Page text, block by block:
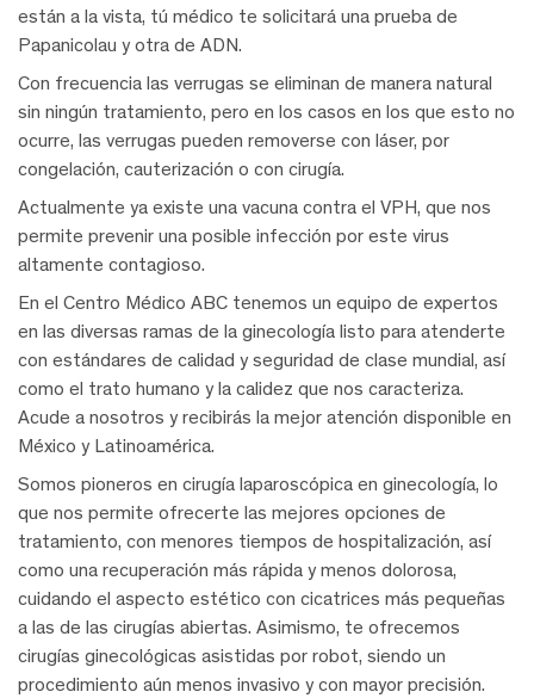
están a la vista, tú médico te solicitará una prueba de
Papanicolau y otra de ADN.
Con frecuencia las verrugas se eliminan de manera natural
sin ningún tratamiento, pero en los casos en los que esto no
ocurre, las verrugas pueden removerse con láser, por
congelación, cauterización o con cirugía.
Actualmente ya existe una vacuna contra el VPH, que nos
permite prevenir una posible infección por este virus
altamente contagioso.
En el Centro Médico ABC tenemos un equipo de expertos
en las diversas ramas de la ginecología listo para atenderte
con estándares de calidad y seguridad de clase mundial, así
como el trato humano y la calidez que nos caracteriza.
Acude a nosotros y recibirás la mejor atención disponible en
México y Latinoamérica.
Somos pioneros en cirugía laparoscópica en ginecología, lo
que nos permite ofrecerte las mejores opciones de
tratamiento, con menores tiempos de hospitalización, así
como una recuperación más rápida y menos dolorosa,
cuidando el aspecto estético con cicatrices más pequeñas
a las de las cirugías abiertas. Asimismo, te ofrecemos
cirugías ginecológicas asistidas por robot, siendo un
procedimiento aún menos invasivo y con mayor precisión.